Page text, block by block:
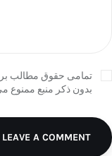
تمامی حقوق مطالب
بدون ذکر منبع ممنوع
LEAVE A COMMENT